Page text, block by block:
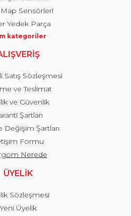
Sensörleri
Yedek Parça
kategoriler
Satış Sözleşmesi
ve Teslimat
ve Güvenlik
Şartları
Değişim Şartları
Formu
Nerede
ÜYELİK
Sözleşmesi
Yeni Üyelik